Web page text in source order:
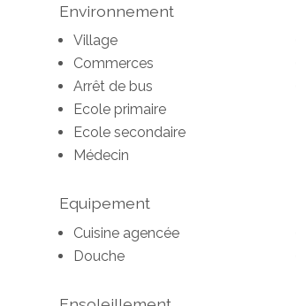
Environnement
Village
Commerces
Arrêt de bus
Ecole primaire
Ecole secondaire
Médecin
Equipement
Cuisine agencée
Douche